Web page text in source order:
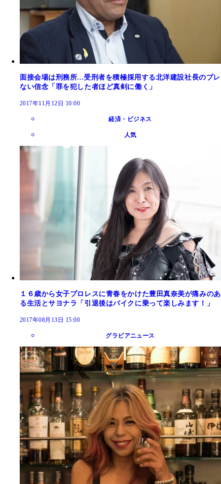
面接会場は刑務所...受刑者を積極採用する北洋建設社長のブレ
ない信念「罪を犯した者ほど真剣に働く」
2017年11月12日 10:00
経済・ビジネス
人気
１６歳から女子プロレスに青春をかけた豊田真奈美が痛みのあ
る生活とサヨナラ「引退後はバイクに乗って楽しみます！」
2017年08月13日 15:00
グラビアニュース